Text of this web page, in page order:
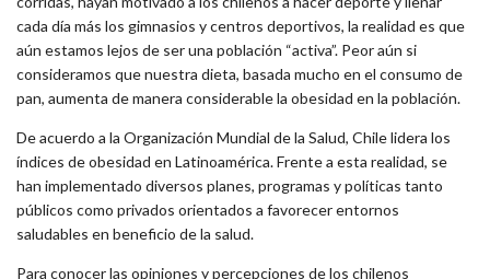
cada día más los gimnasios y centros deportivos, la realidad es que
aún estamos lejos de ser una población “activa”. Peor aún si
consideramos que nuestra dieta, basada mucho en el consumo de
pan, aumenta de manera considerable la obesidad en la población.
De acuerdo a la Organización Mundial de la Salud, Chile lidera los
índices de obesidad en Latinoamérica. Frente a esta realidad, se
han implementado diversos planes, programas y políticas tanto
públicos como privados orientados a favorecer entornos
saludables en beneficio de la salud.
Para conocer las opiniones y percepciones de los chilenos